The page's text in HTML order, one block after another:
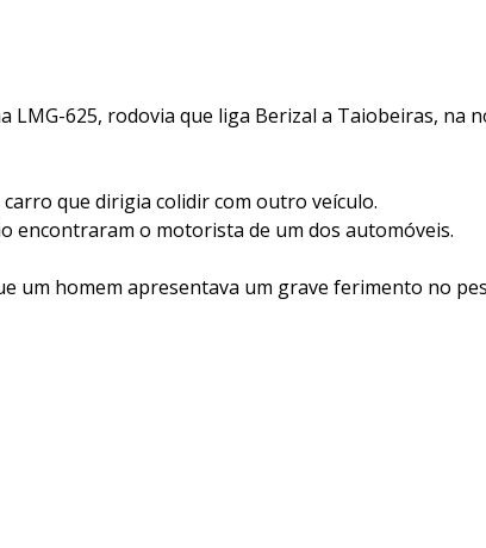
LMG-625, rodovia que liga Berizal a Taiobeiras, na
que dirigia colidir com outro veículo.
encontraram o motorista de um dos automóveis.
um homem apresentava um grave ferimento no